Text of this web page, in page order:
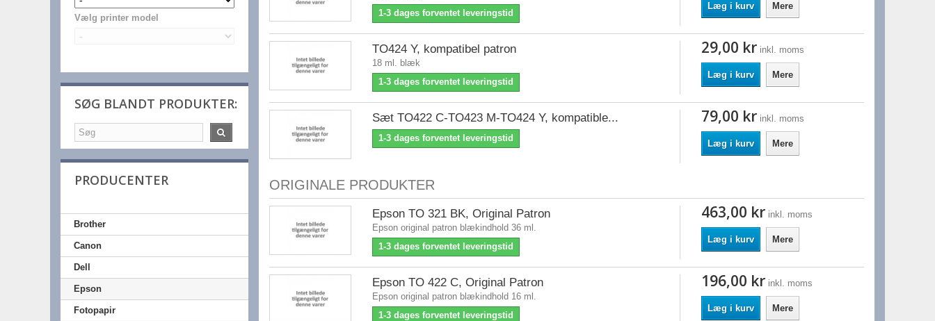
Vælg printer model
SØG BLANDT PRODUKTER:
PRODUCENTER
Brother
Canon
Dell
Epson
Fotopapir
1-3 dages forventet leveringstid
Læg i kurv Mere
TO424 Y, kompatibel patron
18 ml. blæk
1-3 dages forventet leveringstid
29,00 kr inkl. moms
Læg i kurv Mere
Sæt TO422 C-TO423 M-TO424 Y, kompatible...
1-3 dages forventet leveringstid
79,00 kr inkl. moms
Læg i kurv Mere
ORIGINALE PRODUKTER
Epson TO 321 BK, Original Patron
Epson original patron blækindhold 36 ml.
1-3 dages forventet leveringstid
463,00 kr inkl. moms
Læg i kurv Mere
Epson TO 422 C, Original Patron
Epson original patron blækindhold 16 ml.
1-3 dages forventet leveringstid
196,00 kr inkl. moms
Læg i kurv Mere